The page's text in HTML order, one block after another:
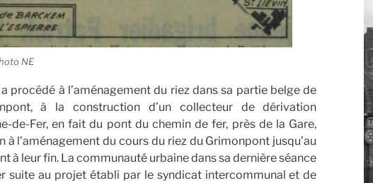
NE
procédé à l’aménagement du riez dans sa partie belge de
à la construction d’un collecteur de dérivation
de-Fer, en fait du pont du chemin de fer, près de la Gare,
à l’aménagement du cours du riez du Grimonpont jusqu’au
à leur fin. La communauté urbaine dans sa dernière séance
suite au projet établi par le syndicat intercommunal et de